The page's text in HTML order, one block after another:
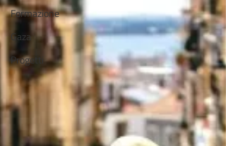
Formazione
Gaza
Progetti